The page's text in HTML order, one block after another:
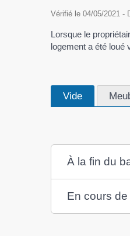
Vérifié le 04/05/2021 -
Lorsque le
logement a été loué
Vide
À la fin du
En cours de